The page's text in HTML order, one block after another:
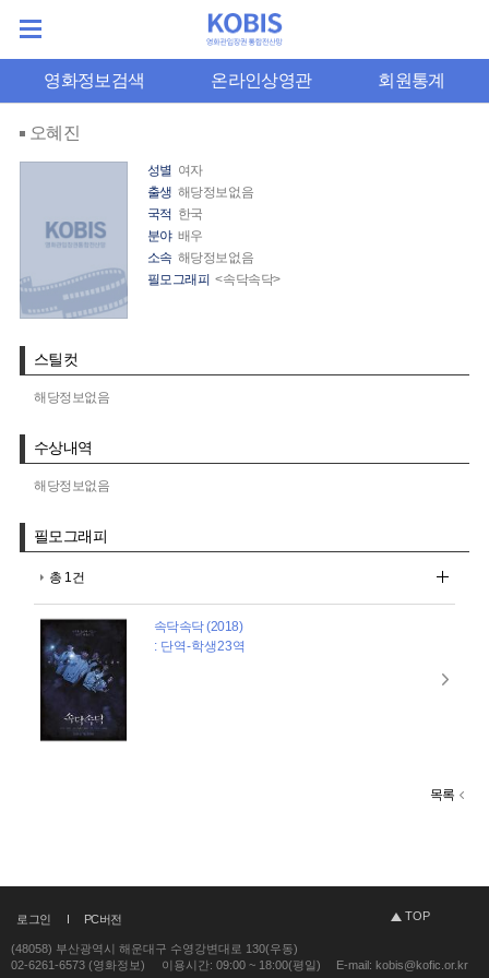
영화정보검색 온라인상영관 회원통계
오혜진
성별 여자
출생 해당정보없음
국적 한국
분야 배우
소속 해당정보없음
필모그래피 <속닥속닥>
스틸컷
해당정보없음
수상내역
해당정보없음
필모그래피
총 1건
속닥속닥 (2018)
: 단역-학생23역
목록
로그인 PC버전 TOP
(48058) 부산광역시 해운대구 수영강변대로 130(우동)
02-6261-6573 (영화정보)
이용시간: 09:00 ~ 18:00(평일) E-mail: kobis@kofic.or.kr